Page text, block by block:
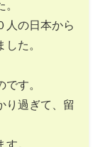
人の日本から
た。
す。
り過ぎて、留
。